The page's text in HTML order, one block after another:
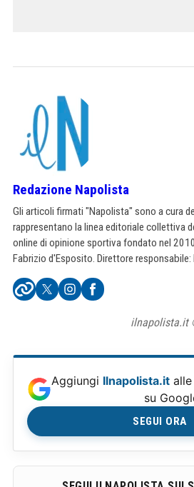
Redazione Napolista
Gli articoli firmati "Napolista" sono a cura
rappresentano la linea editoriale collettiva
online di opinione sportiva fondato nel
Fabrizio d'Esposito. Direttore responsabile:
ilnapolista.it
Aggiungi Ilnapolista.it
su
SEGUI ORA